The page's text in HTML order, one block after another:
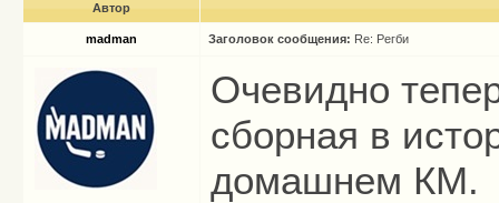
Автор
madman Заголовок сообщения: Re: Регби
Очевидно
сборная в
домашнем КМ.